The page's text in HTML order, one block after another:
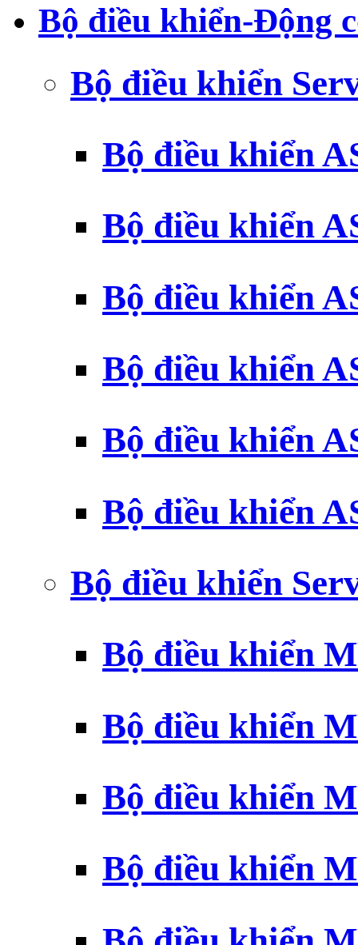
Bộ điều khiển-Động
Bộ điều khiển
Bộ điều khiển
Bộ điều khiển
Bộ điều khiển
Bộ điều khiển
Bộ điều khiển
Bộ điều khiển
Bộ điều khiển
Bộ điều khiển
Bộ điều khiển
Bộ điều khiển
Bộ điều khiển